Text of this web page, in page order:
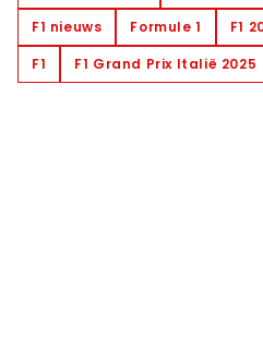
F1 nieuws
Formule 1 F1
F1
F1 Grand Prix Italië 2025